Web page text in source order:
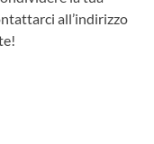
all’indirizzo